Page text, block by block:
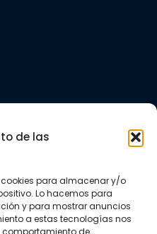
de las
para almacenar y/o
Lo hacemos para
y para mostrar anuncios
a estas tecnologías nos
de